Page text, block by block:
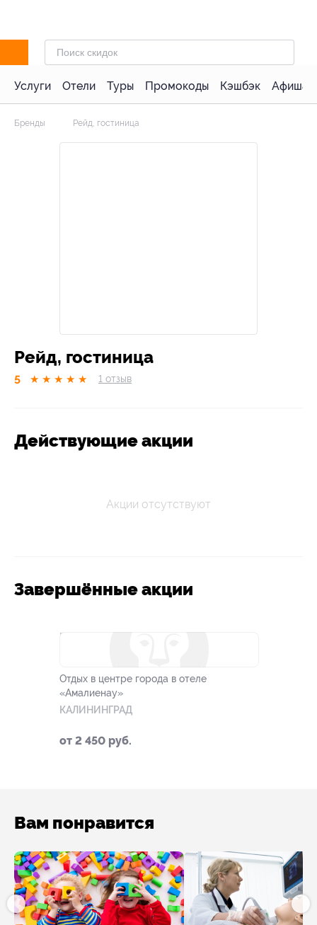
Услуги Отели Туры Промокоды Кэшбэк Афиша
Бренды Рейд, гостиница
Рейд, гостиница
5 ★ ★ ★ ★ ★ 1 отзыв
Действующие акции
Акции отсутствуют
Завершённые акции
Отдых в центре города в отеле
«Амалиенау»
КАЛИНИНГРАД
от 2 450 руб.
Вам понравится